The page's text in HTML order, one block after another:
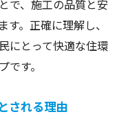
必要性とは
る効果
する法的ガイドと
容とその施行例
で、施工の品質と安
。正確に理解し、
にとって快適な住環
す。
される理由